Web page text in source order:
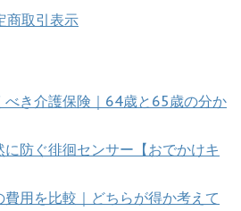
商取引表示
べき介護保険｜64歳と65歳の分か
防ぐ徘徊センサー【おでかけキ
用を比較｜どちらが得か考えて